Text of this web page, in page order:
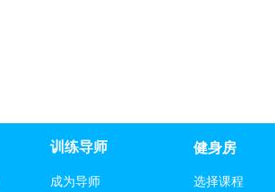
训练导师
成为导师
​健身房
选择课程